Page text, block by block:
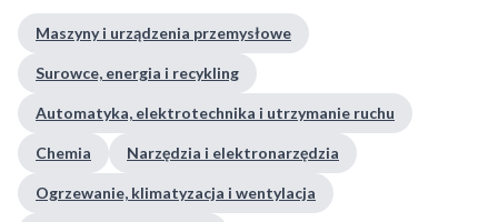
Maszyny i urządzenia przemysłowe
Surowce, energia i recykling
Automatyka, elektrotechnika i utrzymanie ruchu
Chemia Narzędzia i elektronarzędzia
Ogrzewanie, klimatyzacja i wentylacja